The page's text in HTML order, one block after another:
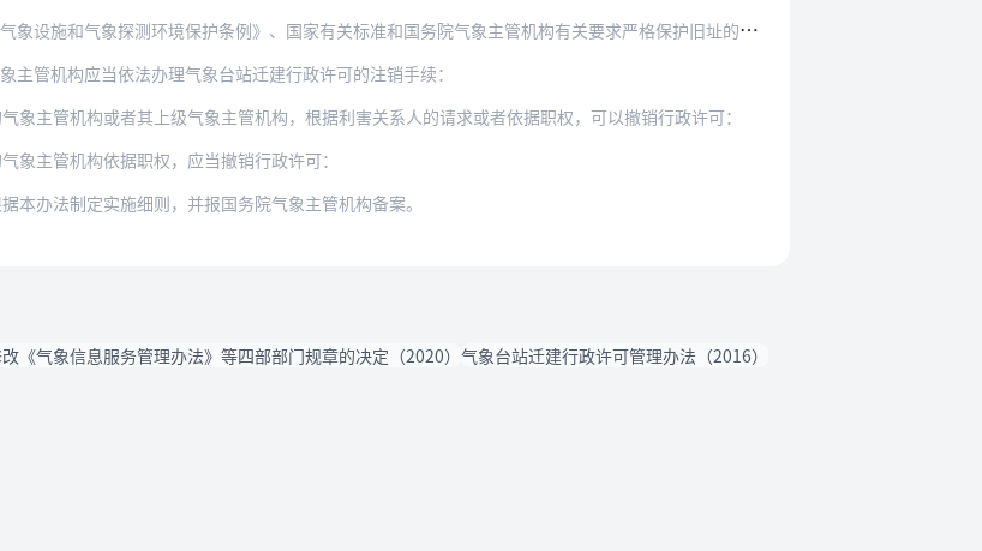
施和气象探测环境保护条例》、国家有关标准和国务院气象主管机构有关要求严格保护旧址的气象探测环境。
主管机构应当依法办理气象台站迁建行政许可的注销手续：
象主管机构或者其上级气象主管机构，根据利害关系人的请求或者依据职权，可以撤销行政许可：
象主管机构依据职权，应当撤销行政许可：
本办法制定实施细则，并报国务院气象主管机构备案。
《气象信息服务管理办法》等四部部门规章的决定（2020） 气象台站迁建行政许可管理办法（2016）